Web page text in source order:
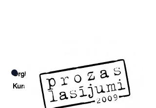
Organizē: Latvijas Literatūras centrs
Kurators: Marika Papēde
Uzzināt vairāk